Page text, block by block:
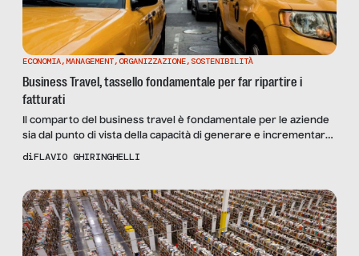
ECONOMIA,MANAGEMENT,ORGANIZZAZIONE, SOSTENIBILITÀ
Business Travel, tassello fondamentale per far ripartire i
fatturati
Il comparto del business travel è fondamentale per le aziende
sia dal punto di vista della capacità di generare e incrementare
fatturato che dal punto di vista dell’incidenza dei costi. Sotto
costo dopo personale e tecnologia […]
diFLAVIO GHIRINGHELLI